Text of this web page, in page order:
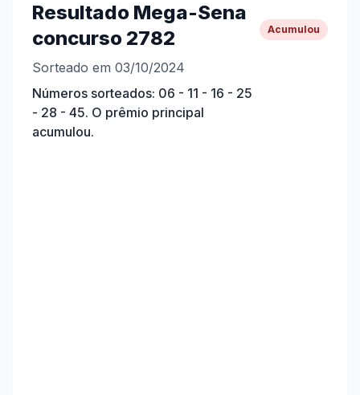
Resultado Mega-Sena
concurso 2782
Sorteado em 03/10/2024
Números sorteados: 06 - 11 - 16 - 25
- 28 - 45. O prêmio principal
acumulou.
Acumulou